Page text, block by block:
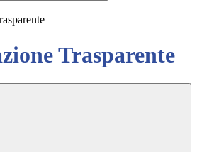
Trasparente